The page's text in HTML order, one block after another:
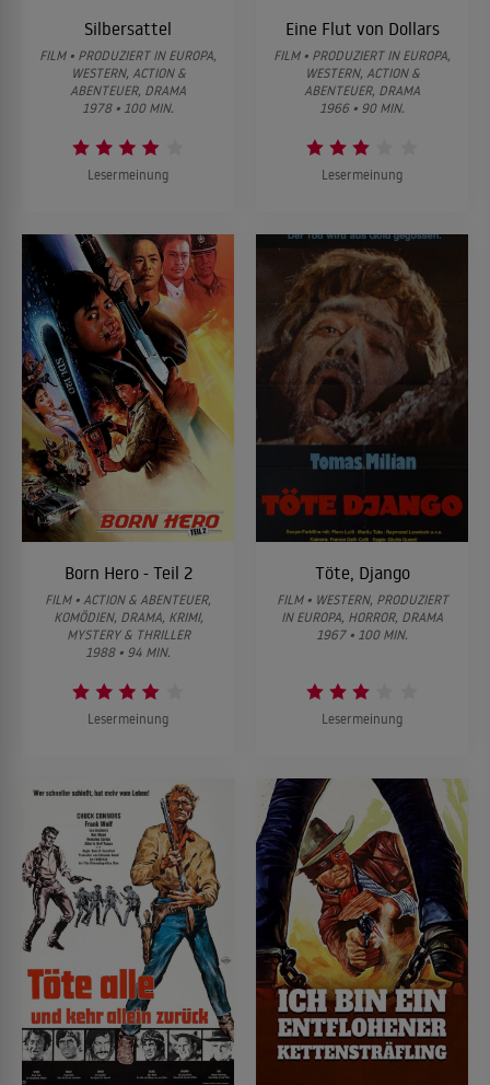
Silbersattel
FILM • PRODUZIERT IN EUROPA,
WESTERN, ACTION &
ABENTEUER, DRAMA
1978 • 100 MIN.
Lesermeinung
Eine Flut von Dollars
FILM • PRODUZIERT IN EUROPA,
WESTERN, ACTION &
ABENTEUER, DRAMA
1966 • 90 MIN.
Lesermeinung
Born Hero - Teil 2
FILM • ACTION & ABENTEUER,
KOMÖDIEN, DRAMA, KRIMI,
MYSTERY & THRILLER
1988 • 94 MIN.
Lesermeinung
Töte, Django
FILM • WESTERN, PRODUZIERT
IN EUROPA, HORROR, DRAMA
1967 • 100 MIN.
Lesermeinung